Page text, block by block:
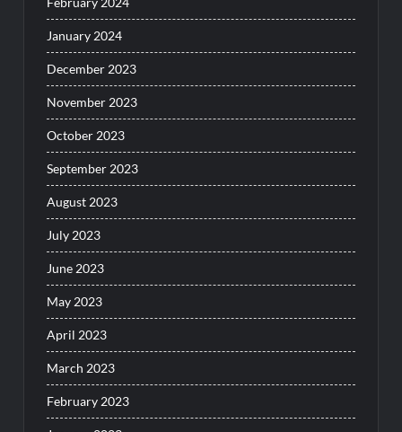
January 2024
December 2023
November 2023
October 2023
September 2023
August 2023
July 2023
June 2023
May 2023
April 2023
March 2023
February 2023